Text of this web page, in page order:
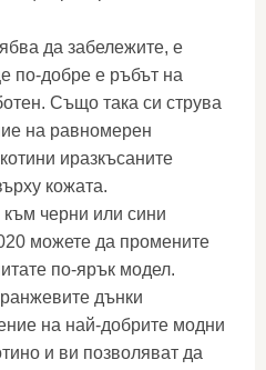
да забележите, е
по-добре е ръбът на
Също така си струва
на равномерен
иразкъсаните
кожата.
черни или сини
можете да промените
по-ярък модел.
дънки
на най-добрите модни
и ви позволяват да